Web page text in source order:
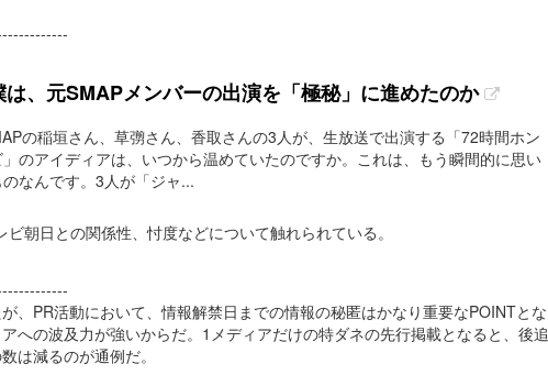
は、元SMAPメンバーの出演を「極秘」に進めたのか
の稲垣さん、草彅さん、香取さんの3人が、生放送で出演する「72時間ホン
のアイディアは、いつから温めていたのですか。これは、もう瞬間的に思い
なんです。3人が「ジャ...
ビ朝日との関係性、忖度などについて触れられている。
、PR活動において、情報解禁日までの情報の秘匿はかなり重要なPOINTとな
への波及力が強いからだ。1メディアだけの特ダネの先行掲載となると、後追
は減るのが通例だ。